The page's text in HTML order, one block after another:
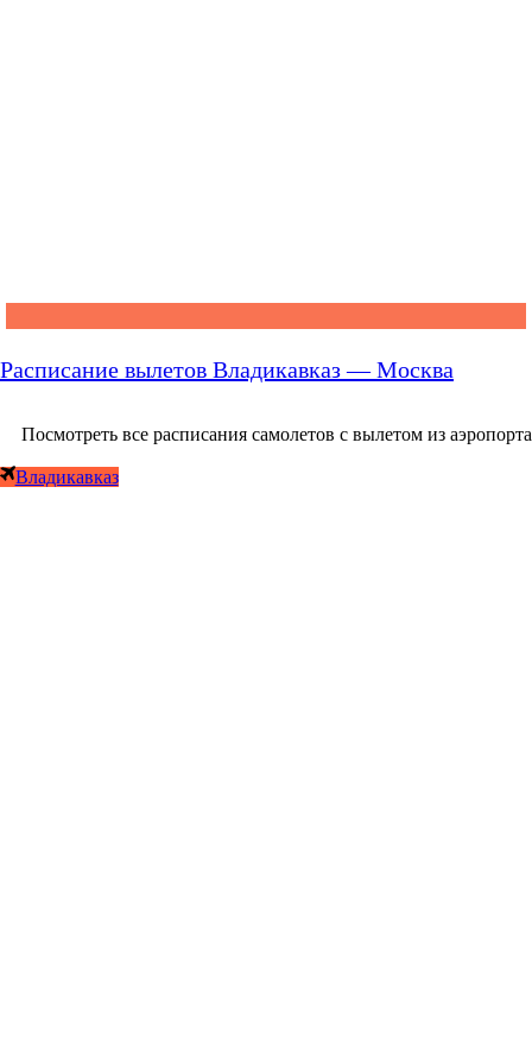
Расписание вылетов Владикавказ — Москва
Посмотреть все расписания самолетов с вылетом из аэропорта
Владикавказ